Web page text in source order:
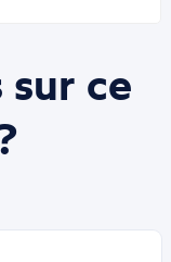
sur ce